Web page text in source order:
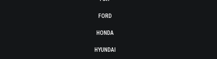
FORD
HONDA
HYUNDAI